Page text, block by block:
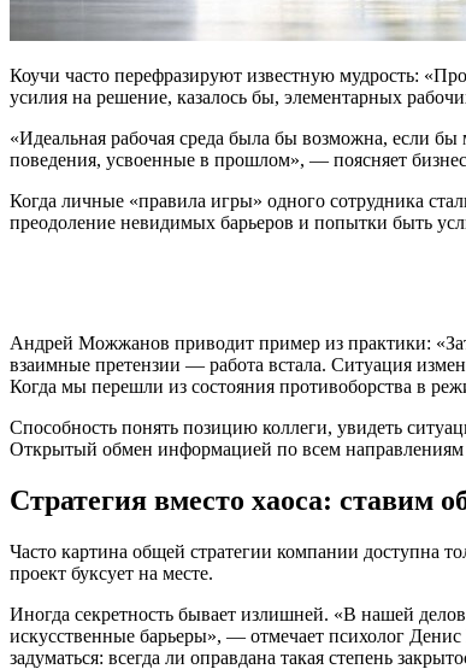
Коучи часто перефразируют известную мудрость:
усилия на решение, казалось бы, элементарных
«Идеальная рабочая среда была бы возможна, если
поведения, усвоенные в прошлом», — поясняет
Когда личные «правила игры» одного сотрудника
преодоление невидимых барьеров и попытки быть
Андрей Можжанов приводит пример из практики:
взаимные претензии — работа встала. Ситуация
Когда мы перешли из состояния противоборства в
Способность понять позицию коллеги, увидеть
Открытый обмен информацией по всем направлениям
Стратегия вместо хаоса: ставим
Часто картина общей стратегии компании доступна
проект буксует на месте.
Иногда секретность бывает излишней. «В нашей
искусственные барьеры», — отмечает психолог Денис
задуматься: всегда ли оправдана такая степень